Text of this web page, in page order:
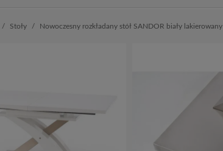
Stoły Nowoczesny rozkładany stół SANDOR biały lakierowany